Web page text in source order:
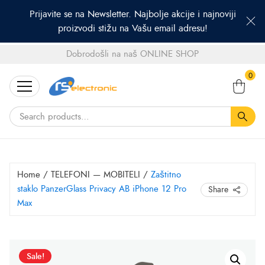
Prijavite se na Newsletter. Najbolje akcije i najnoviji
proizvodi stižu na Vašu email adresu!
Dobrodošli na naš ONLINE SHOP
for:
0
Home / TELEFONI — MOBITELI / Zaštitno
staklo PanzerGlass Privacy AB iPhone 12 Pro
Max
Share
Sale!
staklo